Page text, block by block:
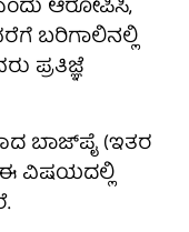
ಆರೋಪಿಸಿ,
ಬರಿಗಾಲಿನಲ್ಲಿ
ಪ್ರತಿಜ್ಞೆ
ಬಾಜ್‌ಪೈ (ಇತರ
ವಿಷಯದಲ್ಲಿ